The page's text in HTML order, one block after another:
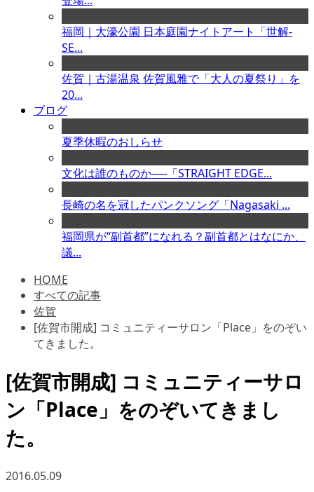
福岡｜大濠公園 日本庭園ナイトアート「世解-
SE...
佐賀｜古湯温泉 佐賀風雅で「大人の夏祭り」を
20...
ブログ
夏季休暇のおしらせ
文化は誰のものか──「STRAIGHT EDGE...
長崎の名を冠したパンクソング「Nagasaki ...
福岡県が“副首都”になれる？副首都とはなにか、
議...
HOME
すべての記事
佐賀
[佐賀市開成] コミュニティーサロン「Place」をのぞい
てきました。
[佐賀市開成] コミュニティーサロ
ン「Place」をのぞいてきまし
た。
2016.05.09